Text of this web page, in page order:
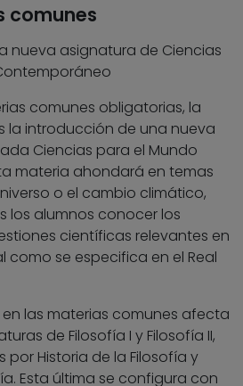
comunes
nueva asignatura de Ciencias
comunes obligatorias, la
la introducción de una nueva
Ciencias para el Mundo
materia ahondará en temas
o el cambio climático,
los alumnos conocer los
científicas relevantes en
como se especifica en el Real
las materias comunes afecta
de Filosofía I y Filosofía II,
por Historia de la Filosofía y
Esta última se configura con